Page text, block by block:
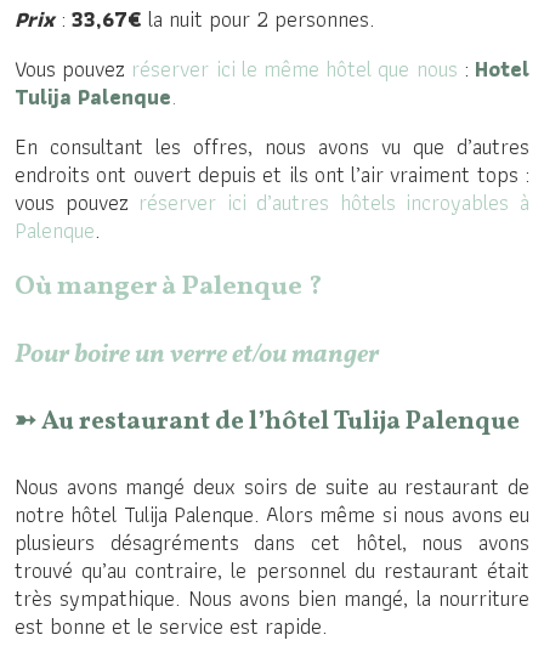
Prix: 33,67€ la nuit pour 2 personnes.
Vous pouvez réserver ici le même hôtel que nous : Hotel
Tulija Palenque.
En consultant les offres, nous avons vu que d’autres
endroits ont ouvert depuis et ils ont l’air vraiment tops :
vous pouvez réserver ici d’autres hôtels incroyables à
Palenque.
Où manger à Palenque ?
Pour boire un verre et/ou manger
➳ Au restaurant del’hôtelTulija Palenque
Nous avons mangé deux soirs de suite au restaurant de
notre hôtel Tulija Palenque. Alors même si nous avons eu
plusieurs désagréments dans cet hôtel, nous avons
trouvé qu’au contraire, le personnel du restaurant était
très sympathique. Nous avons bien mangé, la nourriture
est bonne et le service est rapide.